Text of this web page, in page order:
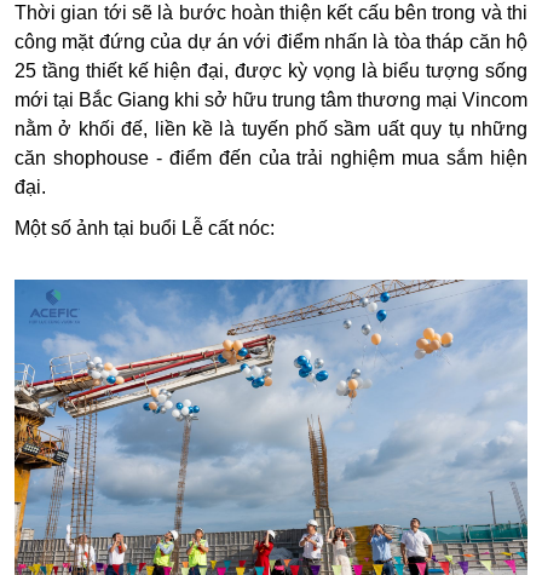
Thời gian tới sẽ là bước hoàn thiện kết cấu bên trong và thi
công mặt đứng của dự án với điểm nhấn là tòa tháp căn hộ
25 tầng thiết kế hiện đại, được kỳ vọng là biểu tượng sống
mới tại Bắc Giang khi sở hữu trung tâm thương mại Vincom
nằm ở khối đế, liền kề là tuyến phố sầm uất quy tụ những
căn shophouse - điểm đến của trải nghiệm mua sắm hiện
đại.
Một số ảnh tại buổi Lễ cất nóc: